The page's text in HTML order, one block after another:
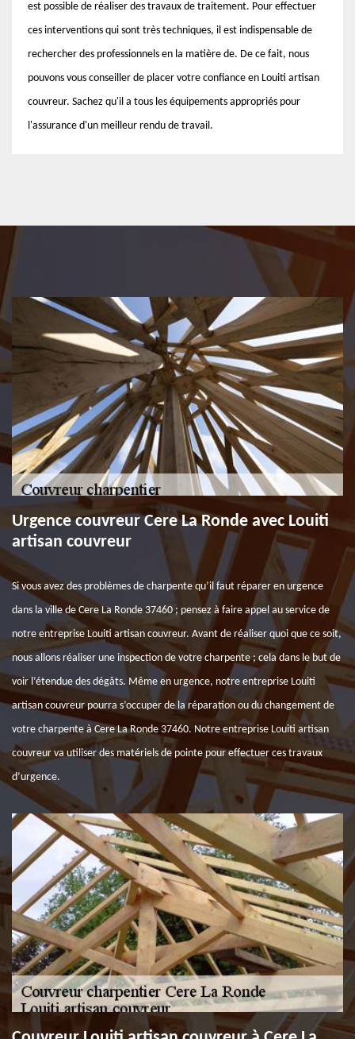
est possible de réaliser des travaux de traitement. Pour effectuer
ces interventions qui sont très techniques, il est indispensable de
rechercher des professionnels en la matière de. De ce fait, nous
pouvons vous conseiller de placer votre confiance en Louiti artisan
couvreur. Sachez qu'il a tous les équipements appropriés pour
l'assurance d'un meilleur rendu de travail.
Urgence couvreur Cere La Ronde avec Louiti
artisan couvreur
Si vous avez des problèmes de charpente qu’il faut réparer en urgence
dans la ville de Cere La Ronde 37460 ; pensez à faire appel au service de
notre entreprise Louiti artisan couvreur. Avant de réaliser quoi que ce soit,
nous allons réaliser une inspection de votre charpente ; cela dans le but de
voir l’étendue des dégâts. Même en urgence, notre entreprise Louiti
artisan couvreur pourra s’occuper de la réparation ou du changement de
votre charpente à Cere La Ronde 37460. Notre entreprise Louiti artisan
couvreur va utiliser des matériels de pointe pour effectuer ces travaux
d’urgence.